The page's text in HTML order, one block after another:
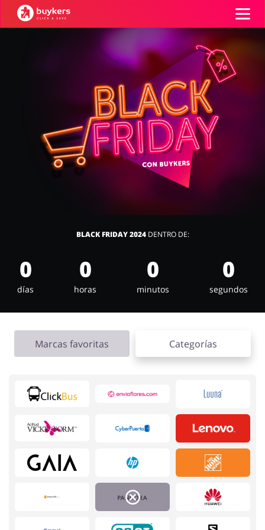
Mascotas Servicios
Electrodomésticos
Regalos y Flores
Hogar y Jardín Deporte y Hobby
Moda Megatiendas
Niños Turismo y Viajes
AÑADE UN CUPÓN
BLACK FRIDAY 2024DENTRO DE:
0
días
0
horas
0
minutos
0
segundos
Marcas favoritas Categorías